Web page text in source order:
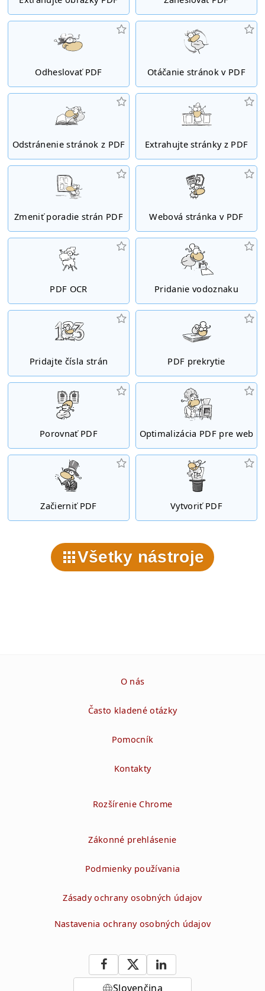
Odheslovať PDF Otáčanie stránok v PDF
Odstránenie stránok z PDF Extrahujte stránky z PDF
Zmeniť poradie strán PDF Webová stránka v PDF
PDF OCR Pridanie vodoznaku
Pridajte čísla strán PDF prekrytie
Porovnať PDF Optimalizácia PDF pre web
Začierniť PDF Vytvoriť PDF
Všetky nástroje
O nás
Často kladené otázky
Pomocník
Kontakty
Rozšírenie Chrome
Zákonné prehlásenie
Podmienky používania
Zásady ochrany osobných údajov
Nastavenia ochrany osobných údajov
Slovenčina